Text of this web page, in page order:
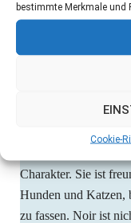
bestimmte Merkmale und
Cookie-
Charakter. Sie ist
Hunden und Katzen,
zu fassen. Noir ist